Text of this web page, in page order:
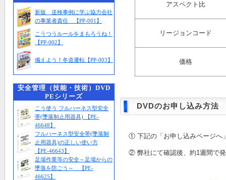
新版 送検事例に学ぶ協力会社
の事業者責任 【PP-001】
こうつうルールをまもろうね！
【PP-002】
備えよう！冬道運転【PP-003】
安全管理（技能・技術）DVD
PEシリーズ
こう使う フルハーネス型安全
帯(墜落制止用器具) 【PE-
46648】
フルハーネス型安全帯(墜落制
止用器具)の正しい使い方
【PE-46643】
足場作業等の安全～足場からの
墜落を防ごう～ 【PE-
46625】
アスペクト比
リージョンコード
価格
DVDのお申し込み方法
① 下記の「お申し込みページへ
② 弊社にて確認後、約1週間で